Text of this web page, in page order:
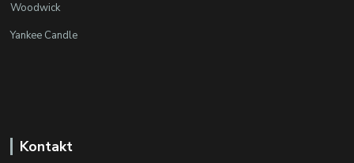
Woodwick
Yankee Candle
Kontakt